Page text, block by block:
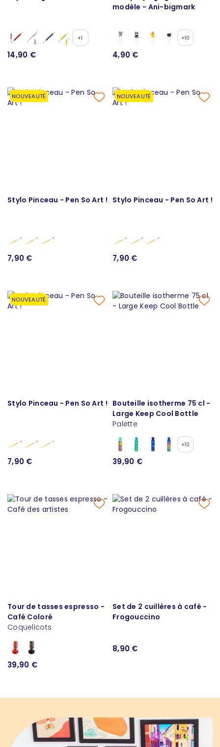
+1
14,90 €
modèle - Ani-bigmark
+10
4,90 €
NOUVEAUTÉ
Stylo Pinceau - Pen So Art !
7,90 €
NOUVEAUTÉ
Stylo Pinceau - Pen So Art !
7,90 €
NOUVEAUTÉ
Stylo Pinceau - Pen So Art !
7,90 €
Bouteille isotherme 75 cl -
Large Keep Cool Bottle
Palette
+10
39,90 €
Tour de tasses espresso -
Café Coloré
Coquelicots
39,90 €
Set de 2 cuillères à café -
Frogouccino
8,90 €